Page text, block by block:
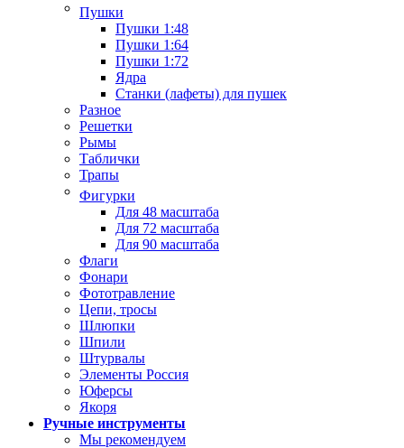
Пушки
Пушки 1:48
Пушки 1:64
Пушки 1:72
Ядра
Станки (лафеты) для пушек
Разное
Решетки
Рымы
Таблички
Трапы
Фигурки
Для 48 масштаба
Для 72 масштаба
Для 90 масштаба
Флаги
Фонари
Фототравление
Цепи, тросы
Шлюпки
Шпили
Штурвалы
Элементы Россия
Юферсы
Якоря
Ручные инструменты
Мы рекомендуем